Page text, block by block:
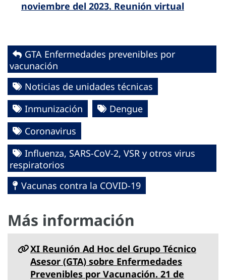
noviembre del 2023. Reunión virtual
GTA Enfermedades prevenibles por
vacunación
Noticias de unidades técnicas
Inmunización
Dengue
Coronavirus
Influenza, SARS-CoV-2, VSR y otros virus
respiratorios
Vacunas contra la COVID-19
Más información
XI Reunión Ad Hoc del Grupo Técnico
Asesor (GTA) sobre Enfermedades
Prevenibles por Vacunación. 21 de